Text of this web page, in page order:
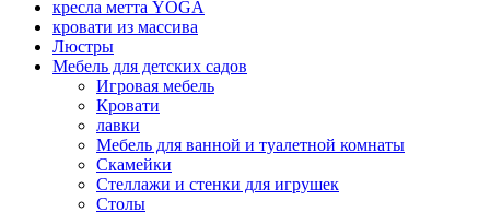
кресла метта YOGA
кровати из массива
Люстры
Мебель для детских садов
Игровая мебель
Кровати
лавки
Мебель для ванной и туалетной комнаты
Скамейки
Стеллажи и стенки для игрушек
Столы